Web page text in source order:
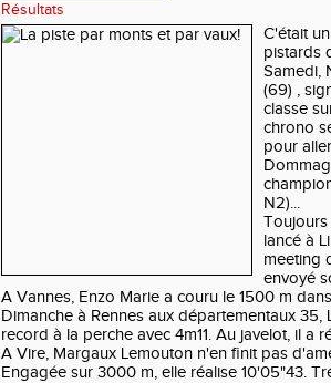
Résultats
C'était
pistards
Samedi,
(69) ,
classe
chrono
pour
N2)...
Toujours
lancé à
meeting
envoyé
A Vannes, Enzo Marie a couru le 1500 m
Dimanche à Rennes aux départementaux 35,
record à la perche avec 4m11. Au javelot, il a
A Vire, Margaux Lemouton n'en finit pas
Engagée sur 3000 m, elle réalise 10'05"43.